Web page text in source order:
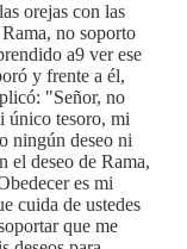
orejas con las
no soporto
a9 ver ese
y frente a él,
"Señor, no
único tesoro, mi
ningún deseo ni
el deseo de Rama,
es mi
cuida de ustedes
que me